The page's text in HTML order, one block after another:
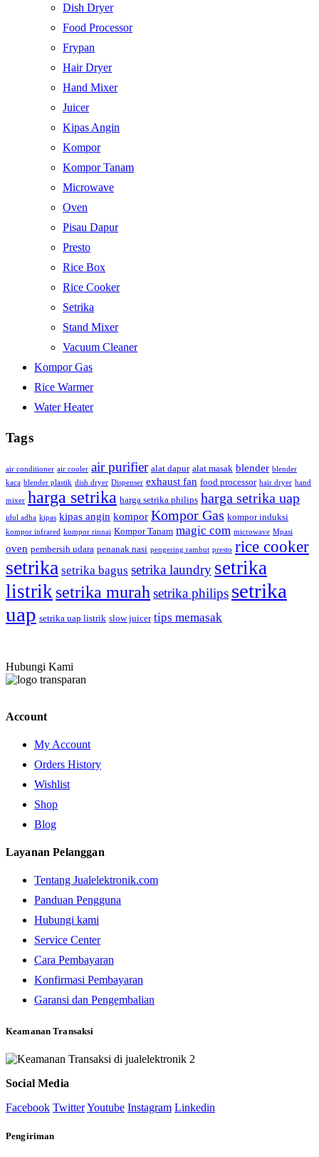
Dish Dryer
Food Processor
Frypan
Hair Dryer
Hand Mixer
Juicer
Kipas Angin
Kompor
Kompor Tanam
Microwave
Oven
Pisau Dapur
Presto
Rice Box
Rice Cooker
Setrika
Stand Mixer
Vacuum Cleaner
Kompor Gas
Rice Warmer
Water Heater
Tags
air conditioner air cooler air purifier alat dapur alat masak blender blender
kaca blender plastik dish dryer Dispenser exhaust fan food processor hair dryer hand
mixer harga setrika harga setrika philips harga setrika uap
idul adha kipas kipas angin kompor Kompor Gas kompor induksi
kompor infrared kompor rinnai Kompor Tanam magic com microwave Mpasi
oven pembersih udara penanak nasi pengering rambut presto rice cooker
setrika setrika bagus setrika laundry setrika
listriksetrika murah setrika philips setrika
uap setrika uap listrik slow juicer tips memasak
Hubungi Kami
Account
My Account
Orders History
Wishlist
Shop
Blog
Layanan Pelanggan
Tentang Jualelektronik.com
Panduan Pengguna
Hubungi kami
Service Center
Cara Pembayaran
Konfirmasi Pembayaran
Garansi dan Pengembalian
Keamanan Transaksi
Social Media
Facebook TwitterYoutube Instagram Linkedin
Pengiriman